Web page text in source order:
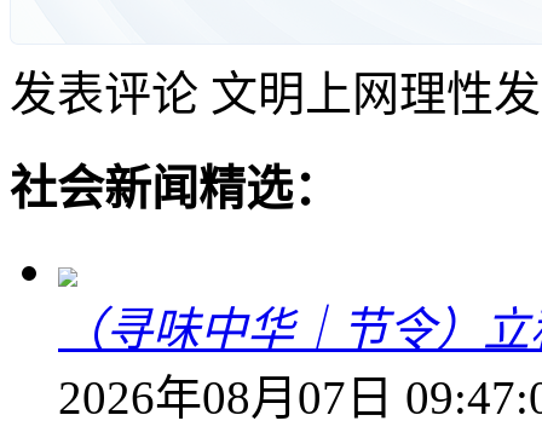
发表评论 文明上网理性
社会新闻精选：
（寻味中华｜节令）
2026年08月07日